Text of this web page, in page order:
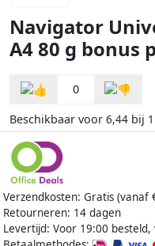
Navigator
A4 80 g bonus
0
Beschikbaar voor 6,44 bij 1
Verzendkosten: Gratis (vanaf
Retourneren: 14 dagen
Levertijd: Voor 19:00